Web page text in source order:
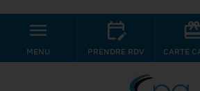
MENU PRENDRE RDV CARTE